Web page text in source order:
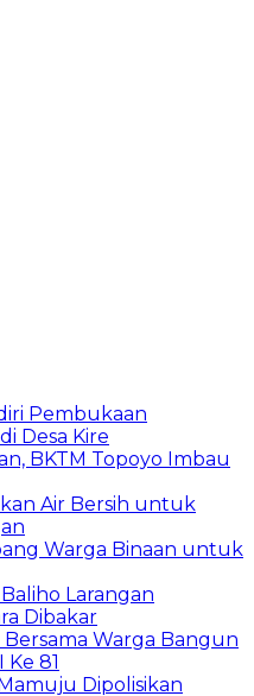
Pembukaan
Desa Kire
BKTM Topoyo Imbau
Air Bersih untuk
Warga Binaan untuk
Larangan
Dibakar
Bersama Warga Bangun
81
Dipolisikan